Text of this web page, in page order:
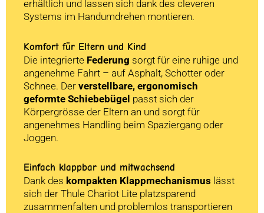
erhältlich und lassen sich dank des cleveren
Systems im Handumdrehen montieren.
Komfort für Eltern und Kind
Die integrierte Federung sorgt für eine ruhige und
angenehme Fahrt – auf Asphalt, Schotter oder
Schnee. Der verstellbare, ergonomisch
geformte Schiebebügel passt sich der
Körpergrösse der Eltern an und sorgt für
angenehmes Handling beim Spaziergang oder
Joggen.
Einfach klappbar und mitwachsend
Dank des kompakten Klappmechanismus lässt
sich der Thule Chariot Lite platzsparend
zusammenfalten und problemlos transportieren